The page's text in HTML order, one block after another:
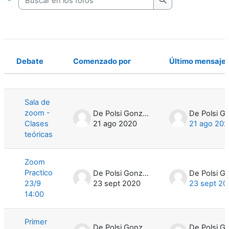
Buscar en los
Estado
Debate Comenzado por Último mensaje
Sala de
zoom -
Clases
teóricas
De Polsi Gonzalo
21 ago 2020
21 ago
Zoom
Practico
23/9
14:00
De Polsi Gonzalo
23 sept 2020
23 sept
Primer